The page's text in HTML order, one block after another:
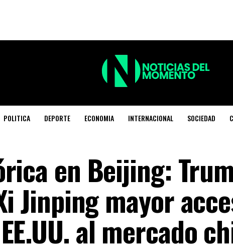
POLITICA DEPORTE ECONOMIA INTERNACIONAL SOCIEDAD
en Beijing:
Jinping mayor
al mercado